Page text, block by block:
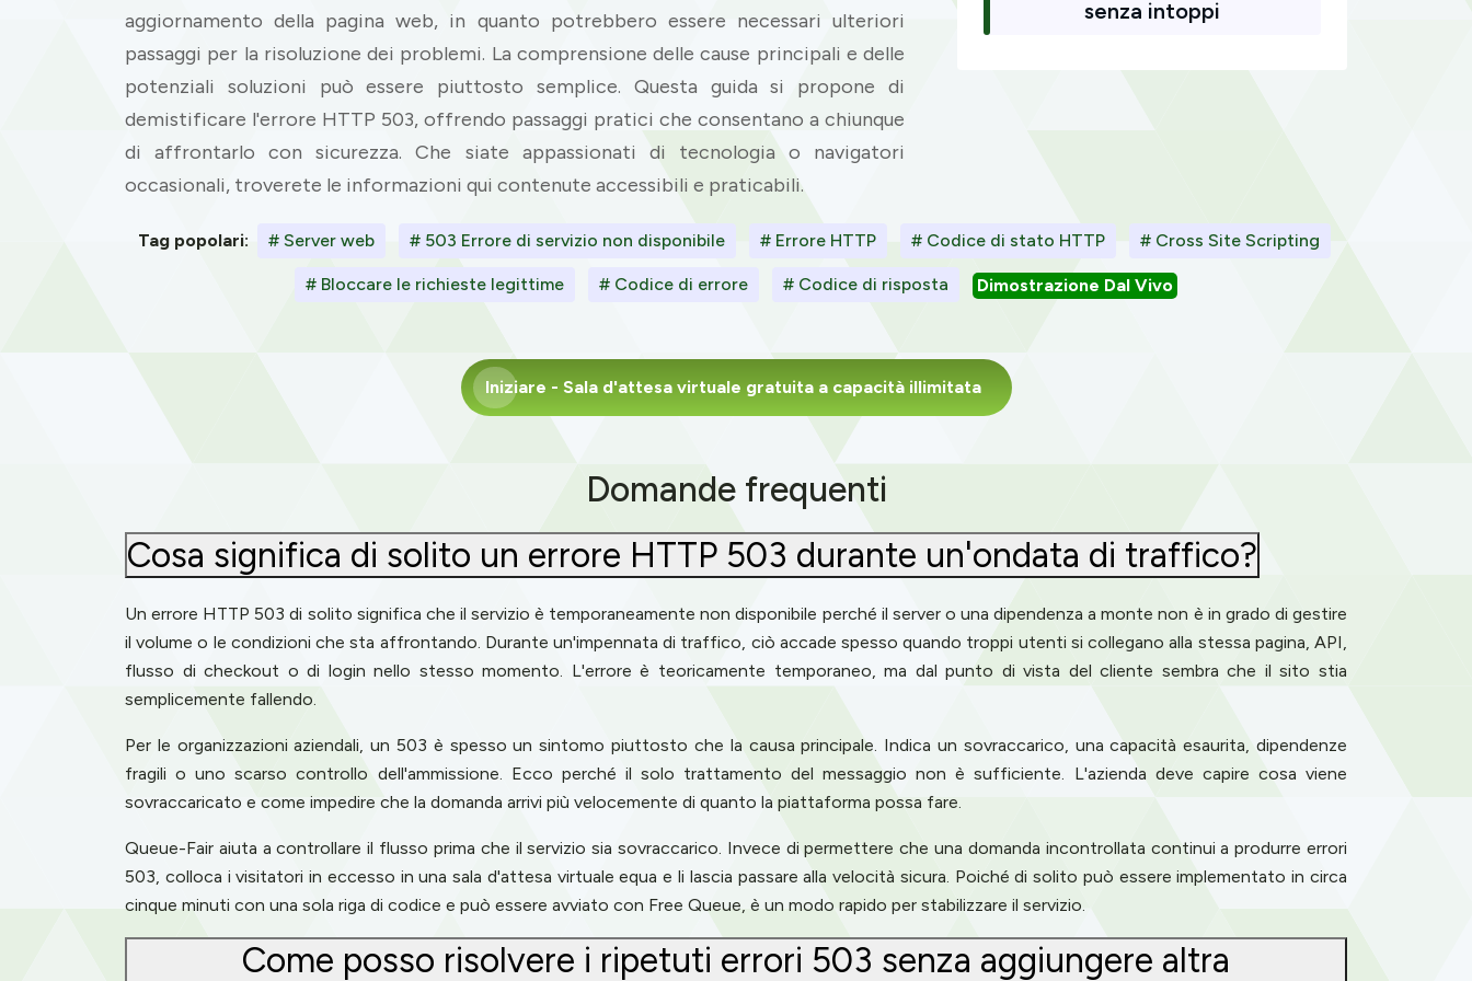
aggiornamento della pagina web, in quanto potrebbero essere necessari ulteriori
passaggi per la risoluzione dei problemi. La comprensione delle cause principali e delle
potenziali soluzioni può essere piuttosto semplice. Questa guida si propone di
demistificare l'errore HTTP 503, offrendo passaggi pratici che consentano a chiunque
di affrontarlo con sicurezza. Che siate appassionati di tecnologia o navigatori
occasionali, troverete le informazioni qui contenute accessibili e praticabili.
senza intoppi
Tag popolari: # Server web # 503 Errore di servizio non disponibile # Errore HTTP # Codice di stato HTTP # Cross Site Scripting
# Bloccare le richieste legittime # Codice di errore # Codice di risposta Dimostrazione Dal Vivo
Iniziare - Sala d'attesa virtuale gratuita a capacità illimitata
Domande frequenti
Cosa significa di solito un errore HTTP 503 durante un'ondata di traffico?
Un errore HTTP 503 di solito significa che il servizio è temporaneamente non disponibile perché il server o una dipendenza a monte non è in grado di gestire
il volume o le condizioni che sta affrontando. Durante un'impennata di traffico, ciò accade spesso quando troppi utenti si collegano alla stessa pagina, API,
flusso di checkout o di login nello stesso momento. L'errore è teoricamente temporaneo, ma dal punto di vista del cliente sembra che il sito stia
semplicemente fallendo.
Per le organizzazioni aziendali, un 503 è spesso un sintomo piuttosto che la causa principale. Indica un sovraccarico, una capacità esaurita, dipendenze
fragili o uno scarso controllo dell'ammissione. Ecco perché il solo trattamento del messaggio non è sufficiente. L'azienda deve capire cosa viene
sovraccaricato e come impedire che la domanda arrivi più velocemente di quanto la piattaforma possa fare.
Queue-Fair aiuta a controllare il flusso prima che il servizio sia sovraccarico. Invece di permettere che una domanda incontrollata continui a produrre errori
503, colloca i visitatori in eccesso in una sala d'attesa virtuale equa e li lascia passare alla velocità sicura. Poiché di solito può essere implementato in circa
cinque minuti con una sola riga di codice e può essere avviato con Free Queue, è un modo rapido per stabilizzare il servizio.
Come posso risolvere i ripetuti errori 503 senza aggiungere altra